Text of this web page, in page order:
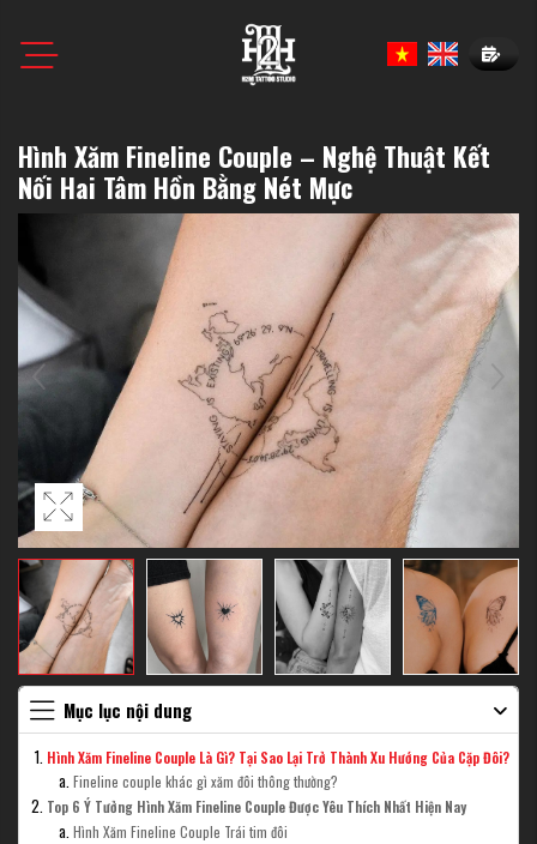
Book
Hình Xăm Fineline Couple – Nghệ Thuật Kết
Nối Hai Tâm Hồn Bằng Nét Mực
Mục lục nội dung
Hình Xăm Fineline Couple Là Gì? Tại Sao Lại Trở Thành Xu Hướng Của Cặp Đôi?
Fineline couple khác gì xăm đôi thông thường?
Top 6 Ý Tưởng Hình Xăm Fineline Couple Được Yêu Thích Nhất Hiện Nay
Hình Xăm Fineline Couple Trái tim đôi